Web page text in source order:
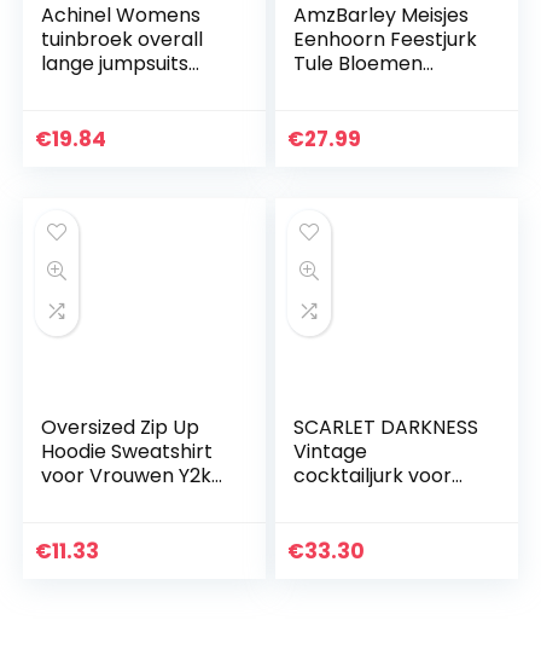
Achinel Womens
tuinbroek overall
lange jumpsuits
mouwloze riem
€19.84
AmzBarley Meisjes
Eenhoorn Feestjurk
Tule Bloemen
Verjaardag Avond
€27.99
Oversized Zip Up
Hoodie Sweatshirt
voor Vrouwen Y2k
met Pocket
€11.33
SCARLET DARKNESS
Vintage
cocktailjurk voor
lederen riem,
€33.30